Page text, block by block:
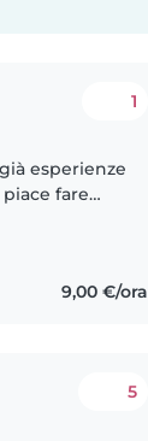
1
esperienze
fare
9,00 €/ora
5